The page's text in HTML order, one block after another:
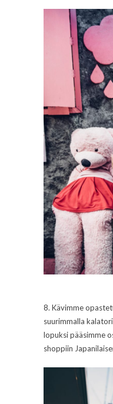
8. Kävimme
suurimmalla
lopuksi pääsimme
shoppiin